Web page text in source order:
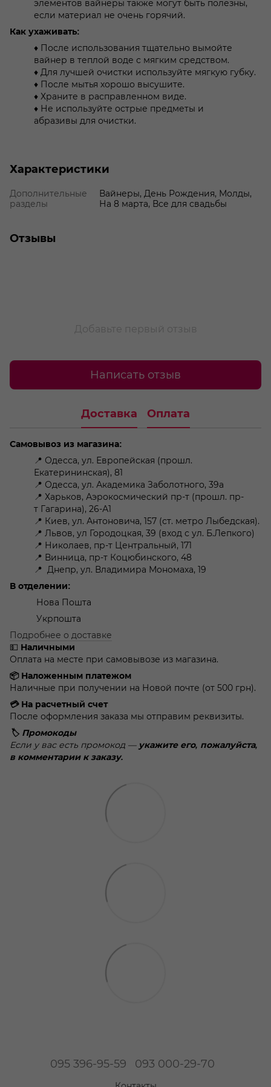
элементов вайнеры также могут быть полезны,
если материал не очень горячий.
Как ухаживать:
♦ После использования тщательно вымойте
вайнер в теплой воде с мягким средством.
♦ Для лучшей очистки используйте мягкую губку.
♦ После мытья хорошо высушите.
♦ Храните в расправленном виде.
♦ Не используйте острые предметы и
абразивы для очистки.
Характеристики
Дополнительные
разделы
Вайнеры, День Рождения, Молды,
На 8 марта, Все для свадьбы
Отзывы
Добавьте первый отзыв
Написать отзыв
Доставка Оплата
Самовывоз из магазина:
📍 Одесса, ул. Европейская (прошл.
Екатерининская), 81
📍 Одесса, ул. Академика Заболотного, 39а
📍 Харьков, Аэрокосмический пр-т (прошл. пр-
т Гагарина), 26-А1
📍 Киев, ул. Антоновича, 157 (ст. метро Лыбедская).
📍 Львов, ул Городоцкая, 39 (вход с ул. Б.Лепкого)
📍 Николаев, пр-т Центральный, 171
📍 Винница, пр-т Коцюбинского, 48
📍 Днепр, ул. Владимира Мономаха, 19
В отделении:
Нова Пошта
Укрпошта
Подробнее о доставке
💵 Наличными
Оплата на месте при самовывозе из магазина.
📦 Наложенным платежом
Наличные при получении на Новой почте (от 500 грн).
💳 На расчетный счет
После оформления заказа мы отправим реквизиты.
🏷️ Промокоды
Если у вас есть промокод — укажите его, пожалуйста,
в комментарии к заказу.
095 396-95-59 093 000-29-70